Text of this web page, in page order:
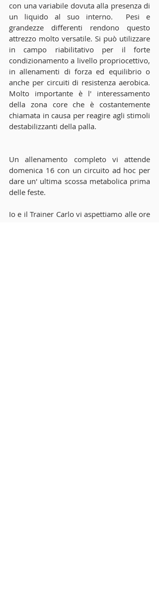
con una variabile dovuta alla presenza di
un liquido al suo interno.  Pesi e
grandezze differenti rendono questo
attrezzo molto versatile. Si può utilizzare
in campo riabilitativo per il forte
condizionamento a livello propriocettivo,
in allenamenti di forza ed equilibrio o
anche per circuiti di resistenza aerobica.
Molto importante è l' interessamento
della zona core che è costantemente
chiamata in causa per reagire agli stimoli
destabilizzanti della palla.
Un allenamento completo vi attende
domenica 16 con un circuito ad hoc per
dare un' ultima scossa metabolica prima
delle feste.
Io e il Trainer Carlo vi aspettiamo alle ore